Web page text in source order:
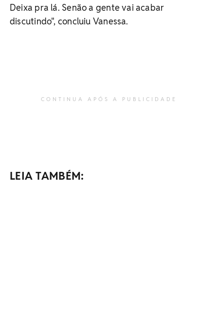
Deixa pra lá. Senão a gente vai acabar
discutindo", concluiu Vanessa.
CONTINUA APÓS A PUBLICIDADE
LEIA TAMBÉM: